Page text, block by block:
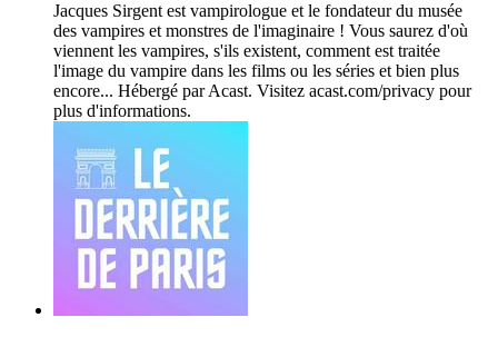
Jacques Sirgent est vampirologue et le fondateur du musée
des vampires et monstres de l'imaginaire ! Vous saurez d'où
viennent les vampires, s'ils existent, comment est traitée
l'image du vampire dans les films ou les séries et bien plus
encore... Hébergé par Acast. Visitez acast.com/privacy pour
plus d'informations.